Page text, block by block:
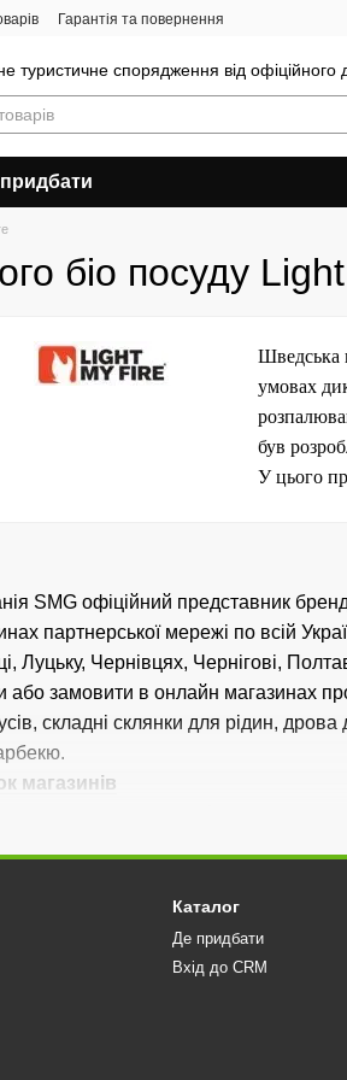
Гарантія та повернення
туристичне спорядження від офіційного
біо посуду
SMG офіційний представник
партнерської мережі по всій
Луцьку, Чернівцях, Чернігові,
або замовити в онлайн магазинах
складні склянки для рідин,
магазинів
Шведська
умовах
був
У цього
Каталог
Де придбати
Вхід до CRM